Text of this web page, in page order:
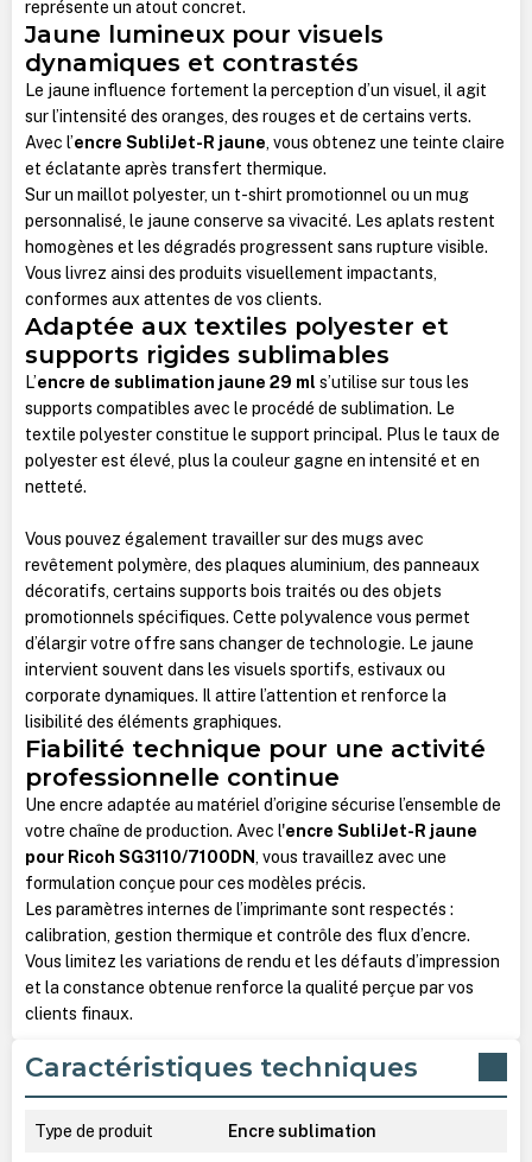
représente un atout concret.
Jaune lumineux pour visuels
dynamiques et contrastés
Le jaune influence fortement la perception d’un visuel, il agit
sur l’intensité des oranges, des rouges et de certains verts.
Avec l’encre SubliJet-R jaune, vous obtenez une teinte claire
et éclatante après transfert thermique.
Sur un maillot polyester, un t-shirt promotionnel ou un mug
personnalisé, le jaune conserve sa vivacité. Les aplats restent
homogènes et les dégradés progressent sans rupture visible.
Vous livrez ainsi des produits visuellement impactants,
conformes aux attentes de vos clients.
Adaptée aux textiles polyester et
supports rigides sublimables
L’encre de sublimation jaune 29 ml s’utilise sur tous les
supports compatibles avec le procédé de sublimation. Le
textile polyester constitue le support principal. Plus le taux de
polyester est élevé, plus la couleur gagne en intensité et en
netteté.
Vous pouvez également travailler sur des mugs avec
revêtement polymère, des plaques aluminium, des panneaux
décoratifs, certains supports bois traités ou des objets
promotionnels spécifiques. Cette polyvalence vous permet
d’élargir votre offre sans changer de technologie. Le jaune
intervient souvent dans les visuels sportifs, estivaux ou
corporate dynamiques. Il attire l’attention et renforce la
lisibilité des éléments graphiques.
Fiabilité technique pour une activité
professionnelle continue
Une encre adaptée au matériel d’origine sécurise l’ensemble de
votre chaîne de production. Avec l'encre SubliJet-R jaune
pour Ricoh SG3110/7100DN , vous travaillez avec une
formulation conçue pour ces modèles précis.
Les paramètres internes de l’imprimante sont respectés :
calibration, gestion thermique et contrôle des flux d’encre.
Vous limitez les variations de rendu et les défauts d’impression
et la constance obtenue renforce la qualité perçue par vos
clients finaux.
Caractéristiques techniques
Type de produit Encre sublimation